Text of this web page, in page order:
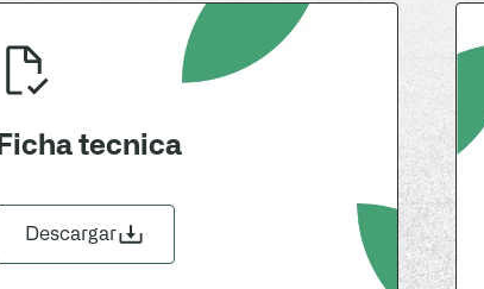
Ficha tecnica
Descargar